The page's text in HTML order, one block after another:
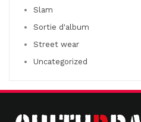
Slam
Sortie d'album
Street wear
Uncategorized